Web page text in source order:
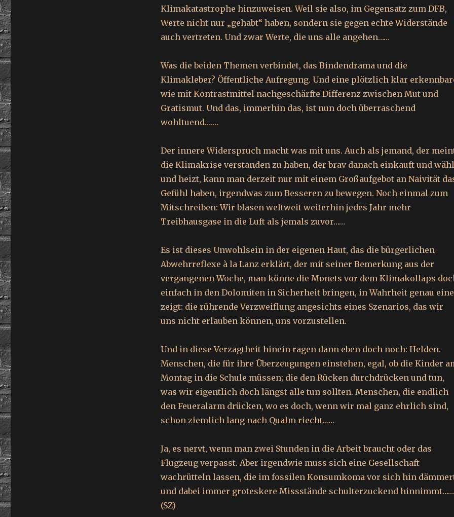
Klimakatastrophe hinzuweisen. Weil sie also, im Gegensatz zum DFB,
Werte nicht nur „gehabt“ haben, sondern sie gegen echte Widerstände
auch vertreten. Und zwar Werte, die uns alle angehen……
Was die beiden Themen verbindet, das Bindendrama und die
Klimakleber? Öffentliche Aufregung. Und eine plötzlich klar
wie mit Kontrastmittel nachgeschärfte Differenz zwischen Mut und
Gratismut. Und das, immerhin das, ist nun doch überraschend
wohltuend…….
Der innere Widerspruch macht was mit uns. Auch als jemand, der
die Klimakrise verstanden zu haben, der brav danach einkauft und
und heizt, kann man derzeit nur mit einem Großaufgebot an Naivität
Gefühl haben, irgendwas zum Besseren zu bewegen. Noch einmal zum
Mitschreiben: Wir blasen weltweit weiterhin jedes Jahr mehr
Treibhausgase in die Luft als jemals zuvor……
Es ist dieses Unwohlsein in der eigenen Haut, das die bürgerlichen
Abwehrreflexe à la Lanz erklärt, der mit seiner Bemerkung aus der
vergangenen Woche, man könne die Monets vor dem Klimakollaps
einfach in den Dolomiten in Sicherheit bringen, in Wahrheit genau
zeigt: die rührende Verzweiflung angesichts eines Szenarios, das wir
uns nicht erlauben können, uns vorzustellen.
Und in diese Verzagtheit hinein ragen dann eben doch noch: Helden.
Menschen, die für ihre Überzeugungen einstehen, egal, ob die Kinder
Montag in die Schule müssen; die den Rücken durchdrücken und tun,
was wir eigentlich doch längst alle tun sollten. Menschen, die endlich
den Feueralarm drücken, wo es doch, wenn wir mal ganz ehrlich sind,
schon ziemlich lang nach Qualm riecht……
Ja, es nervt, wenn man zwei Stunden in die Arbeit braucht oder das
Flugzeug verpasst. Aber irgendwie muss sich eine Gesellschaft
wachrütteln lassen, die im fossilen Konsumkoma vor sich hin
und dabei immer groteskere Missstände schulterzuckend hinnimmt……
(SZ)